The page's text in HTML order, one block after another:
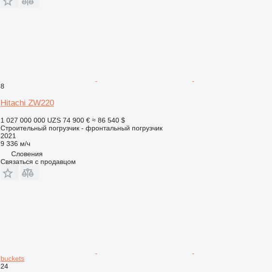
8
Hitachi ZW220
1 027 000 000 UZS 74 900 € ≈ 86 540 $
Строительный погрузчик - фронтальный погрузчик
2021
9 336 м/ч
Словения
Связаться с продавцом
buckets
24